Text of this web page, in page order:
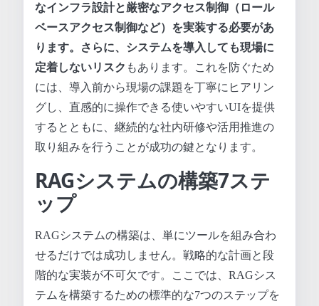
なインフラ設計と厳密なアクセス制御（ロール
ベースアクセス制御など）を実装する必要があ
ります。さらに、システムを導入しても現場に
定着しないリスク もあります。これを防ぐため
には、導入前から現場の課題を丁寧にヒアリン
グし、直感的に操作できる使いやすいUIを提供
するとともに、継続的な社内研修や活用推進の
取り組みを行うことが成功の鍵となります。
RAGシステムの構築7ステ
ップ
RAGシステムの構築は、単にツールを組み合わ
せるだけでは成功しません。戦略的な計画と段
階的な実装が不可欠です。ここでは、RAGシス
テムを構築するための標準的な7つのステップを